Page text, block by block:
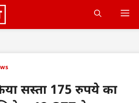
सस्ता 175 रुपये का